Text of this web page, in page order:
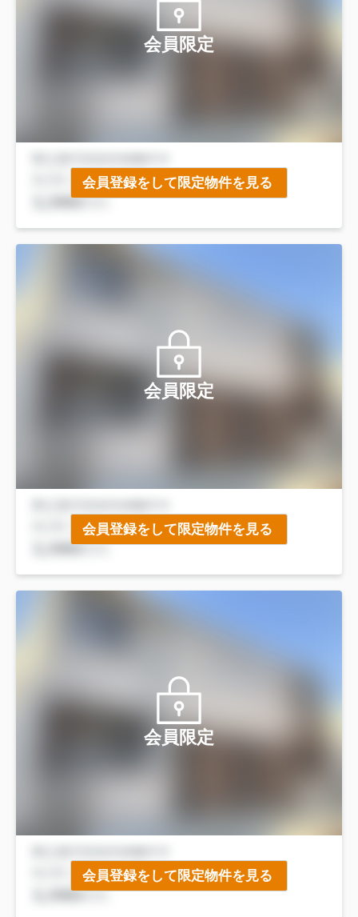
会員限定
会員登録をして限定物件を見る
会員限定
会員登録をして限定物件を見る
会員限定
会員登録をして限定物件を見る